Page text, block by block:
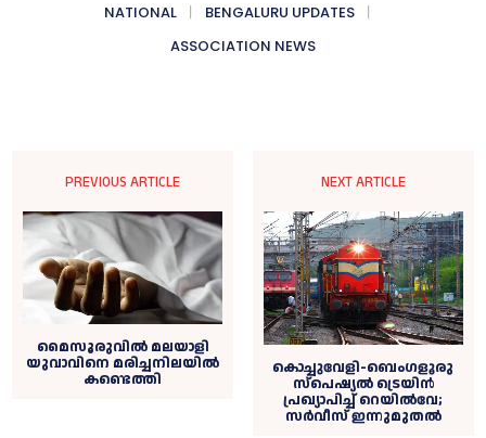
NATIONAL
BENGALURU UPDATES
ASSOCIATION NEWS
PREVIOUS ARTICLE
മൈസൂരുവില്‍ മലയാളി
യുവാവിനെ മരിച്ചനിലയിൽ
കണ്ടെത്തി
NEXT ARTICLE
കൊച്ചുവേളി-ബെംഗളൂരു
സ്പെഷ്യല്‍ ട്രെയിന്‍
പ്രഖ്യാപിച്ച് റെയിൽവേ;
സര്‍വീസ് ഇന്നുമുതൽ